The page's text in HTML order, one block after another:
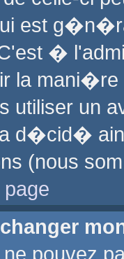
est
�
la
utiliser un
d�cid�
(nous
pouvez